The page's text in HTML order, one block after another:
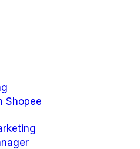
Shopee